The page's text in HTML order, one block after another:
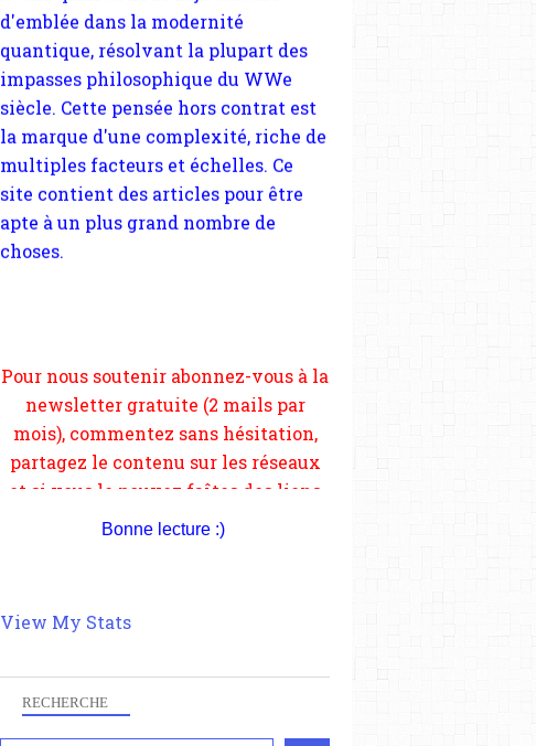
RECHERCHE
la marque d'une complexité, riche de
multiples facteurs et échelles. Ce
site contient des articles pour être
apte à un plus grand nombre de
choses.
et si vous le pouvez faîtes des liens
depuis votre site.
Bonne lecture :)
View My Stats